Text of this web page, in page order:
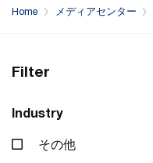
Home メディアセンター
Filter
Industry
その他